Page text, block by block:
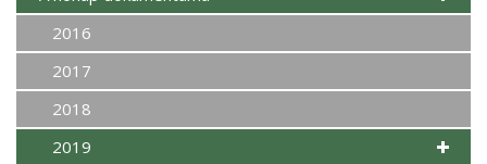
2016
2017
2018
2019